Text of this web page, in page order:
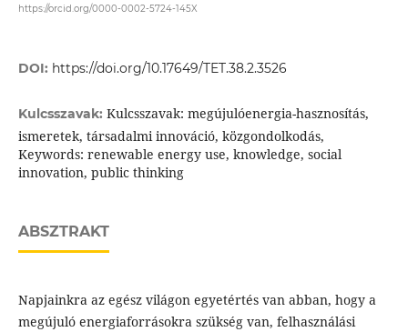
https://orcid.org/0000-0002-5724-145X
DOI: https://doi.org/10.17649/TET.38.2.3526
Kulcsszavak: Kulcsszavak: megújulóenergia-hasznosítás,
ismeretek, társadalmi innováció, közgondolkodás,
Keywords: renewable energy use, knowledge, social
innovation, public thinking
ABSZTRAKT
Napjainkra az egész világon egyetértés van abban, hogy a
megújuló energiaforrásokra szükség van, felhasználási